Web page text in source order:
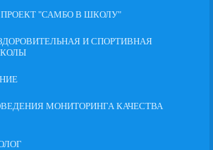
"САМБО В ШКОЛУ"
И СПОРТИВНАЯ
МОНИТОРИНГА КАЧЕСТВА